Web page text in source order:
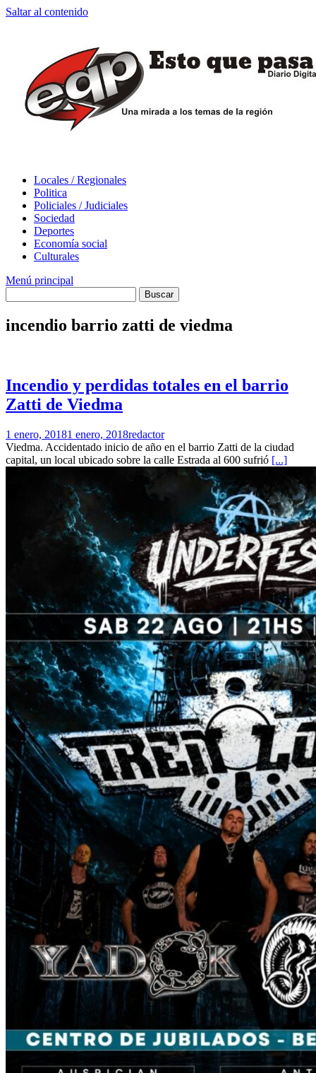
Saltar al contenido
Locales / Regionales
Politica
Policiales / Judiciales
Sociedad
Deportes
Economía social
Culturales
Menú principal
incendio barrio zatti de viedma
Incendio y perdidas totales en el barrio
Zatti de Viedma
1 enero, 20181 enero, 2018redactor
Viedma. Accidentado inicio de año en el barrio Zatti de la ciudad
capital, un local ubicado sobre la calle Estrada al 600 sufrió [...]